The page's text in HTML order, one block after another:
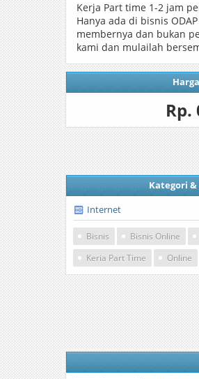
Kerja Part time 1-2 jam
Hanya ada di bisnis
membernya dan bukan
kami dan mulailah
Harga
Rp.
Kategori &
Internet
Bisnis Bisnis Online
Keria Part Time
Online